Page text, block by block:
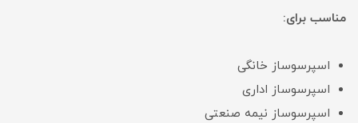
مناسب برای:
اسپرسوساز خانگی
اسپرسوساز اداری
اسپرسوساز نیمه صنعتی